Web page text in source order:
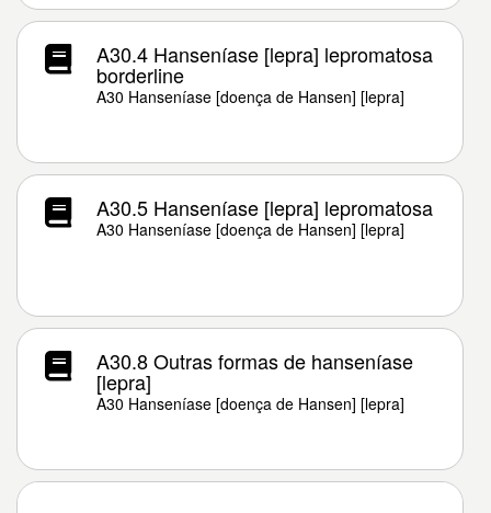
A30.4 Hanseníase [lepra] lepromatosa
borderline
A30 Hanseníase [doença de Hansen] [lepra]
A30.5 Hanseníase [lepra] lepromatosa
A30 Hanseníase [doença de Hansen] [lepra]
A30.8 Outras formas de hanseníase
[lepra]
A30 Hanseníase [doença de Hansen] [lepra]